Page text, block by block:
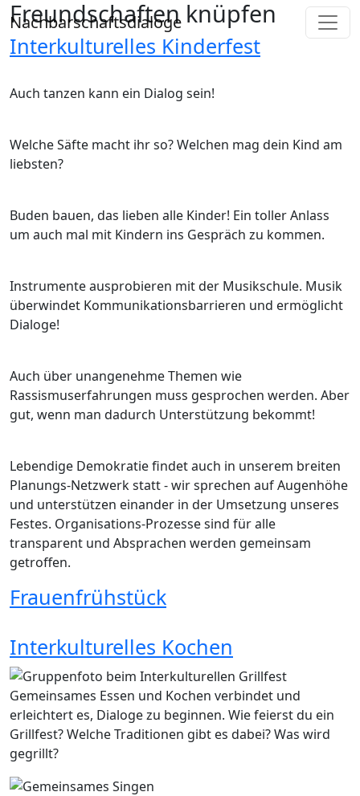
Direkt zum Inhalt
Nachbarschaftsdialoge
Freundschaften knüpfen
Interkulturelles Kinderfest
Auch tanzen kann ein Dialog sein!
Welche Säfte macht ihr so? Welchen mag dein Kind am
liebsten?
Buden bauen, das lieben alle Kinder! Ein toller Anlass
um auch mal mit Kindern ins Gespräch zu kommen.
Instrumente ausprobieren mit der Musikschule. Musik
überwindet Kommunikationsbarrieren und ermöglicht
Dialoge!
Auch über unangenehme Themen wie
Rassismuserfahrungen muss gesprochen werden. Aber
gut, wenn man dadurch Unterstützung bekommt!
Lebendige Demokratie findet auch in unserem breiten
Planungs-Netzwerk statt - wir sprechen auf Augenhöhe
und unterstützen einander in der Umsetzung unseres
Festes. Organisations-Prozesse sind für alle
transparent und Absprachen werden gemeinsam
getroffen.
Frauenfrühstück
Interkulturelles Kochen
Gemeinsames Essen und Kochen verbindet und
erleichtert es, Dialoge zu beginnen. Wie feierst du ein
Grillfest? Welche Traditionen gibt es dabei? Was wird
gegrillt?